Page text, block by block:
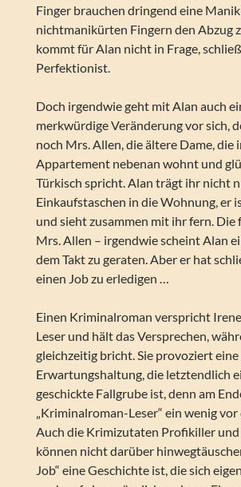
Finger brauchen dringend eine
nichtmanikürten Fingern den Abzug
kommt für Alan nicht in Frage,
Perfektionist.
Doch irgendwie geht mit Alan auch
merkwürdige Veränderung vor sich,
noch Mrs. Allen, die ältere Dame, die
Appartement nebenan wohnt und
Türkisch spricht. Alan trägt ihr nicht
Einkaufstaschen in die Wohnung, er
und sieht zusammen mit ihr fern. Die
Mrs. Allen – irgendwie scheint Alan
dem Takt zu geraten. Aber er hat
einen Job zu erledigen …
Einen Kriminalroman verspricht
Leser und hält das Versprechen,
gleichzeitig bricht. Sie provoziert eine
Erwartungshaltung, die letztendlich
geschickte Fallgrube ist, denn am
„Kriminalroman-Leser“ ein wenig vor
Auch die Krimizutaten Profikiller
können nicht darüber
Job“ eine Geschichte ist, die sich